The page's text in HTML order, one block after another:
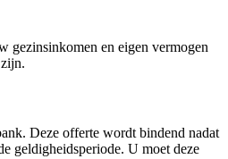
gezinsinkomen en eigen vermogen
Deze offerte wordt bindend nadat
geldigheidsperiode. U moet deze